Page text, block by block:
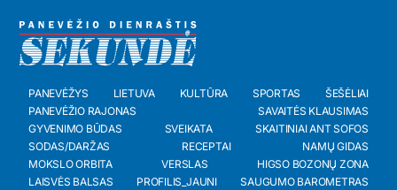
PANEVĖŽYS LIETUVA KULTŪRA SPORTAS
ŠEŠĖLIAI
PANEVĖŽIO RAJONAS
SAVAITĖS KLAUSIMAS
GYVENIMO BŪDAS
SVEIKATA
SKAITINIAI ANT SOFOS
SODAS/DARŽAS
RECEPTAI
NAMŲ GIDAS
MOKSLO ORBITA
VERSLAS
HIGSO BOZONŲ ZONA
LAISVĖS BALSAS
PROFILIS_JAUNI
SAUGUMO BAROMETRAS